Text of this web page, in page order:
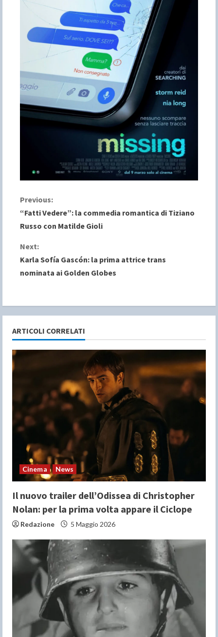
C
o
n
t
n
u
e
a
d
n
g
Previous:
“Fatti Vedere”: la commedia romantica di Tiziano
Russo con Matilde Gioli
Next:
Karla Sofía Gascón: la prima attrice trans
nominata ai Golden Globes
ARTICOLI CORRELATI
Cinema News
Il nuovo trailer dell’Odissea di Christopher
Nolan: per la prima volta appare il Ciclope
Redazione 5 Maggio 2026